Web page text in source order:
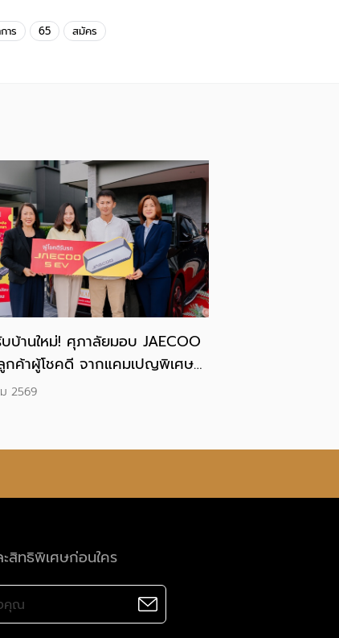
าร 65 สมัคร
บ้านใหม่! ศุภาลัยมอบ JAECOO
กค้าผู้โชคดี จากแคมเปญพิเศษ
YOUR LIFE ปลดล็อกชีวิตที่
2569
สิทธิพิเศษก่อนใคร